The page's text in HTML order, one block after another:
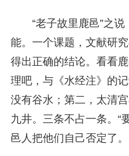
“老子故里鹿邑”之
能。一个课题，文献研
得出正确的结论。看看
理吧，与《水经注》的
没有谷水；第二，太清
九井。三条不占一条。“
邑人把他们自己否定了。